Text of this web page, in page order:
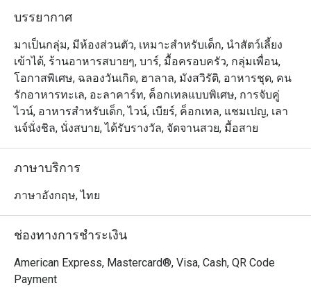
เลิศจากพนักงานของเรา เดอะ ลิฟวิ่ง รูมจึงเป็นสถานที่ๆ
เหมาะสมที่สุดเพื่อการพักผ่อนกับคนรู้ใจ หรือสังสรรค์กับ
บรรยากาศ
มาเป็นกลุ่ม, มีห้องส่วนตัว, เหมาะสำหรับเด็ก, นำสัตว์เลี้ยง
เข้าได้, ร้านอาหารสบายๆ, บาร์, มื้อครอบครัว, กลุ่มเพื่อน,
โอกาสพิเศษ, ฉลองวันเกิด, ฮาลาล, มังสวิรัติ, อาหารชุด, คน
รักอาหารทะเล, อะลาคาร์ท, ค็อกเทลแบบพิเศษ, การจับคู่
ไวน์, อาหารสำหรับเด็ก, ไวน์, เบียร์, ค็อกเทล, แชมเปญ, เลา
นจ์นั่งชิล, นั่งสบาย, ได้รับรางวัล, จัดจานสวย, มื้อสาย
ภาษาบริการ
ภาษาอังกฤษ, ไทย
ช่องทางการชำระเงิน
American Express, Mastercard®, Visa, Cash, QR Code
Payment